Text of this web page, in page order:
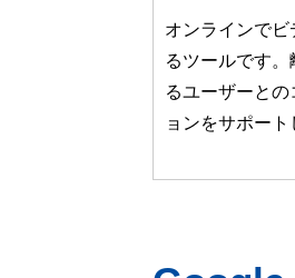
オンラインで
るツールです
るユーザーと
ョンをサポー